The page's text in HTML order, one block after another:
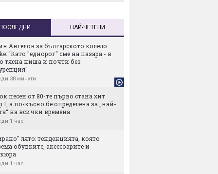
НАЙ-ЧЕТЕНИ
Ангелов за българското колело
“Като "еднорог" сме на пазара - в
тясна ниша и почти без
38 минути
песен от 80-те първо стана хит
1, а по-късно бе определена за „най-
на всички времена
1 час
лято: тенденцията, която
обувките, аксесоарите и
1 час